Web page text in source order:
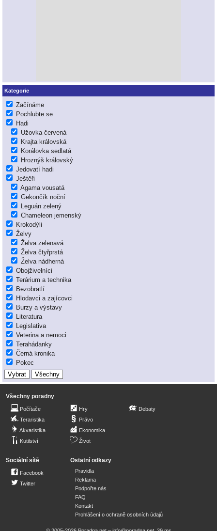
Kategorie
Začínáme
Pochlubte se
Hadi
Užovka červená
Krajta královská
Korálovka sedlatá
Hroznýš královský
Jedovatí hadi
Ještěři
Agama vousatá
Gekončík noční
Leguán zelený
Chameleon jemenský
Krokodýli
Želvy
Želva zelenavá
Želva čtyřprstá
Želva nádherná
Obojživelníci
Terárium a technika
Bezobratlí
Hlodavci a zajícovci
Burzy a výstavy
Literatura
Legislativa
Veterina a nemoci
Terahádanky
Černá kronika
Pokec
Všechny poradny
Počítače
Teraristika
Akvaristika
Kutilství
Hry
Právo
Ekonomika
Život
Debaty
Sociální sítě
Facebook
Twitter
Ostatní odkazy
Pravidla
Reklama
Podpořte nás
FAQ
Kontakt
Prohlášení o ochraně osobních údajů